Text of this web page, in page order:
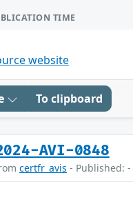
TIME
website
To clipboard
AVI-0848
certfr_avis - Published: